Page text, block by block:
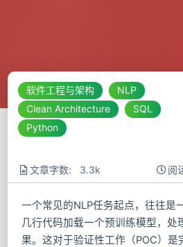
软件工程与架构
NLP
Clean Architecture
SQL
Python
文章字数: 3.3k 阅
一个常见的NLP任务起点，往往是
几行代码加载一个预训练模型，处
果。这对于验证性工作（POC）是